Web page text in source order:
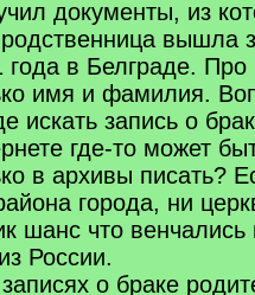
документы, из
вышла
года в Белграде.
имя и фамилия.
искать запись о
где-то может
в архивы писать?
города, ни
шанс что
России.
о браке